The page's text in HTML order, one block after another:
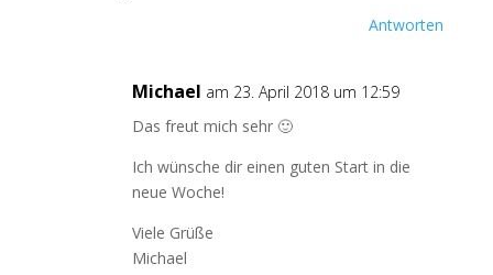
Antworten
Michael am 23. April 2018 um 12:59
Das freut mich sehr 🙂
Ich wünsche dir einen guten Start in die
neue Woche!
Viele Grüße
Michael